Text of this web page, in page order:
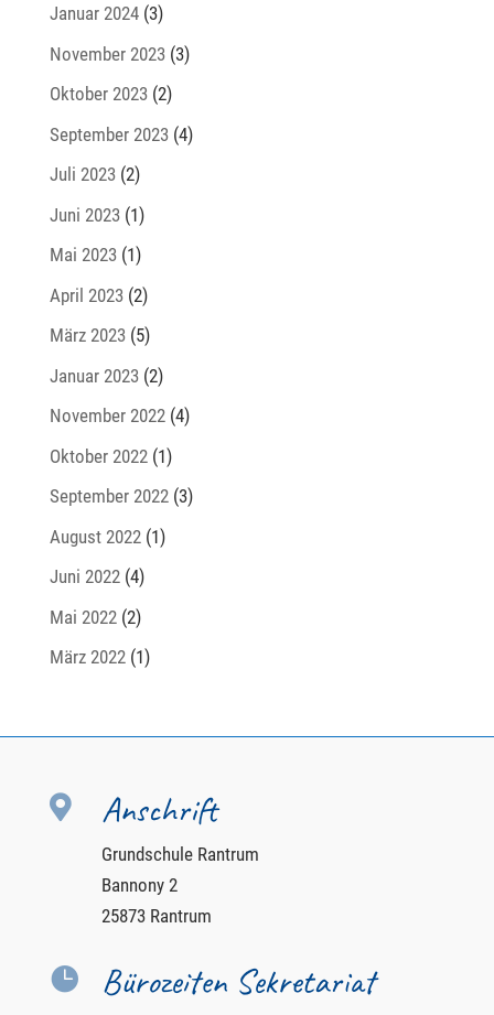
Januar 2024(3)
November 2023(3)
Oktober 2023(2)
September 2023(4)
Juli 2023(2)
Juni 2023(1)
Mai 2023(1)
April 2023(2)
März 2023(5)
Januar 2023(2)
November 2022(4)
Oktober 2022(1)
September 2022(3)
August 2022(1)
Juni 2022(4)
Mai 2022(2)
März 2022(1)
 Anschrift
Grundschule Rantrum
Bannony 2
25873 Rantrum
 Bürozeiten Sekretariat